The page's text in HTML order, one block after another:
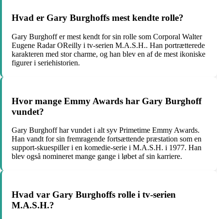
Hvad er Gary Burghoffs mest kendte rolle?
Gary Burghoff er mest kendt for sin rolle som Corporal Walter
Eugene Radar OReilly i tv-serien M.A.S.H.. Han portrætterede
karakteren med stor charme, og han blev en af de mest ikoniske
figurer i seriehistorien.
Hvor mange Emmy Awards har Gary Burghoff
vundet?
Gary Burghoff har vundet i alt syv Primetime Emmy Awards.
Han vandt for sin fremragende fortsættende præstation som en
support-skuespiller i en komedie-serie i M.A.S.H. i 1977. Han
blev også nomineret mange gange i løbet af sin karriere.
Hvad var Gary Burghoffs rolle i tv-serien
M.A.S.H.?